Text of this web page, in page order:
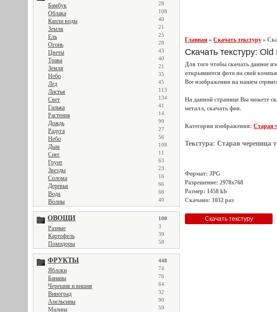
Бамбук 28
Облака 108
Капли воды 40
Земля 21
Ель 25
Огонь 28
Цветы 43
Трава 40
Земля 21
Небо 35
Лед 45
Листья 113
Свет 134
Галька 41
Растения 14
Дождь 99
Радуга 27
Небо 56
Дым 108
Снег 11
Грунт 63
Звезды 23
Солома 16
Деревья 66
Вода 66
Волны 40
ОВОЩИ 100
Разные 3
Картофель 39
Помидоры 58
ФРУКТЫ 448
Яблоки 74
Бананы 76
Черешня и вишня 64
Виноград 32
Апельсины 90
Малина 59
Главная » Скачать текстуру »
Скачать текстуру:
Для того чтобы скачать данное
открывшееся фото на свой
Все изображения на нашем
На данной странице Вы можете
металл, скачать фон.
Категория изображения: Старая
Текстура: Старая черепица
Формат: JPG
Разрешение: 2978x768
Размер: 1458 kb
Скачано: 1032 раз